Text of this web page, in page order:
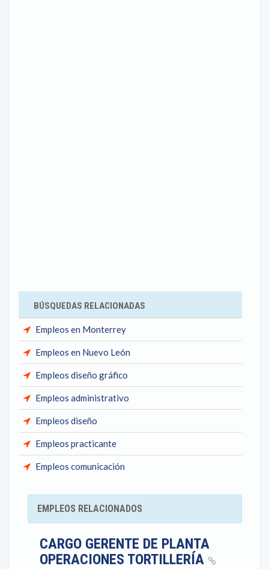
BÚSQUEDAS RELACIONADAS
Empleos en Monterrey
Empleos en Nuevo León
Empleos diseño gráfico
Empleos administrativo
Empleos diseño
Empleos practicante
Empleos comunicación
EMPLEOS RELACIONADOS
CARGO GERENTE DE PLANTA
OPERACIONES TORTILLERÍA